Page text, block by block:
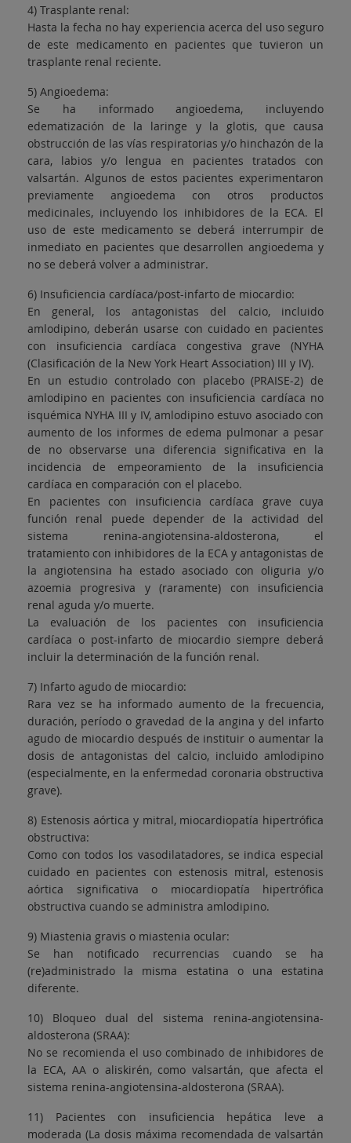
4) Trasplante renal:
Hasta la fecha no hay experiencia acerca del uso seguro
de este medicamento en pacientes que tuvieron un
trasplante renal reciente.
5) Angioedema:
Se ha informado angioedema, incluyendo
edematización de la laringe y la glotis, que causa
obstrucción de las vías respiratorias y/o hinchazón de la
cara, labios y/o lengua en pacientes tratados con
valsartán. Algunos de estos pacientes experimentaron
previamente angioedema con otros productos
medicinales, incluyendo los inhibidores de la ECA. El
uso de este medicamento se deberá interrumpir de
inmediato en pacientes que desarrollen angioedema y
no se deberá volver a administrar.
6) Insuficiencia cardíaca/post-infarto de miocardio:
En general, los antagonistas del calcio, incluido
amlodipino, deberán usarse con cuidado en pacientes
con insuficiencia cardíaca congestiva grave (NYHA
(Clasificación de la New York Heart Association) III y IV).
En un estudio controlado con placebo (PRAISE-2) de
amlodipino en pacientes con insuficiencia cardíaca no
isquémica NYHA III y IV, amlodipino estuvo asociado con
aumento de los informes de edema pulmonar a pesar
de no observarse una diferencia significativa en la
incidencia de empeoramiento de la insuficiencia
cardíaca en comparación con el placebo.
En pacientes con insuficiencia cardíaca grave cuya
función renal puede depender de la actividad del
sistema renina-angiotensina-aldosterona, el
tratamiento con inhibidores de la ECA y antagonistas de
la angiotensina ha estado asociado con oliguria y/o
azoemia progresiva y (raramente) con insuficiencia
renal aguda y/o muerte.
La evaluación de los pacientes con insuficiencia
cardíaca o post-infarto de miocardio siempre deberá
incluir la determinación de la función renal.
7) Infarto agudo de miocardio:
Rara vez se ha informado aumento de la frecuencia,
duración, período o gravedad de la angina y del infarto
agudo de miocardio después de instituir o aumentar la
dosis de antagonistas del calcio, incluido amlodipino
(especialmente, en la enfermedad coronaria obstructiva
grave).
8) Estenosis aórtica y mitral, miocardiopatía hipertrófica
obstructiva:
Como con todos los vasodilatadores, se indica especial
cuidado en pacientes con estenosis mitral, estenosis
aórtica significativa o miocardiopatía hipertrófica
obstructiva cuando se administra amlodipino.
9) Miastenia gravis o miastenia ocular:
Se han notificado recurrencias cuando se ha
(re)administrado la misma estatina o una estatina
diferente.
10) Bloqueo dual del sistema renina-angiotensina-
aldosterona (SRAA):
No se recomienda el uso combinado de inhibidores de
la ECA, AA o aliskirén, como valsartán, que afecta el
sistema renina-angiotensina-aldosterona (SRAA).
11) Pacientes con insuficiencia hepática leve a
moderada (La dosis máxima recomendada de valsartán